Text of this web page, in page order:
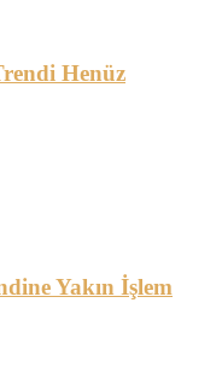
Henüz
Yakın İşlem